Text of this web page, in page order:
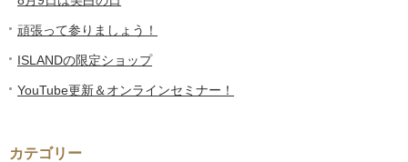
頑張って参りましょう！
ISLANDの限定ショップ
YouTube更新＆オンラインセミナー！
カテゴリー